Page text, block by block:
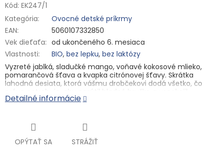
Kód: EK247/1
Kategória:
Ovocné detské príkrmy
EAN:
5060107332850
Vek dieťaťa: od ukončeného 6. mesiaca
Vlastnosti: BIO, bez lepku, bez laktózy
Vyzreté jablká, sladučké mango, voňavé kokosové mlieko,
pomarančová šťava a kvapka citrónovej šťavy. Skrátka
lahodná desiata, ktorá vášmu drobčekovi dodá všetko, čo
práve potrebuje, aby nasýtil hladné bruško a uspokojil
chuťové poháriky. To všetko v BIO kvalite a bez pridaných
koľko po ukončenom 6. mesiaci potrebujú na ich ďalší rast.
Hlavné vlastnosti
Detailné informácie
OPÝTAŤ SA STRÁŽIŤ